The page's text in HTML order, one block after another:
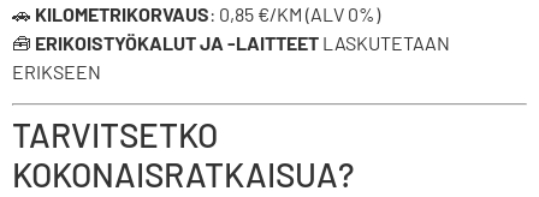
🚗 KILOMETRIKORVAUS: 0,85 €/KM (ALV 0%)
🧰 ERIKOISTYÖKALUT JA -LAITTEET LASKUTETAAN
ERIKSEEN
TARVITSETKO
KOKONAISRATKAISUA?